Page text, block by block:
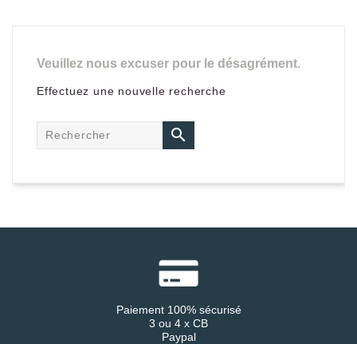
Veuillez nous excuser pour le désagrément.
Effectuez une nouvelle recherche

Paiement 100% sécurisé
3 ou 4 x CB
Paypal